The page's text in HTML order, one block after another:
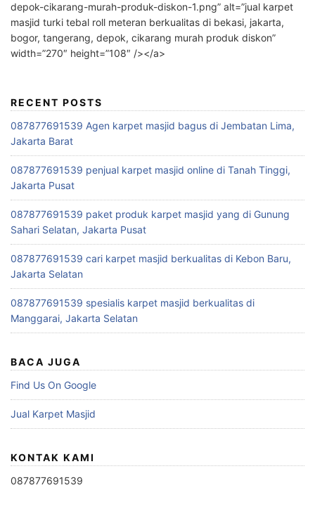
depok-cikarang-murah-produk-diskon-1.png” alt=”jual karpet
masjid turki tebal roll meteran berkualitas di bekasi, jakarta,
bogor, tangerang, depok, cikarang murah produk diskon”
width=”270″ height=”108″ /></a>
RECENT POSTS
087877691539 Agen karpet masjid bagus di Jembatan Lima,
Jakarta Barat
087877691539 penjual karpet masjid online di Tanah Tinggi,
Jakarta Pusat
087877691539 paket produk karpet masjid yang di Gunung
Sahari Selatan, Jakarta Pusat
087877691539 cari karpet masjid berkualitas di Kebon Baru,
Jakarta Selatan
087877691539 spesialis karpet masjid berkualitas di
Manggarai, Jakarta Selatan
BACA JUGA
Find Us On Google
Jual Karpet Masjid
KONTAK KAMI
087877691539